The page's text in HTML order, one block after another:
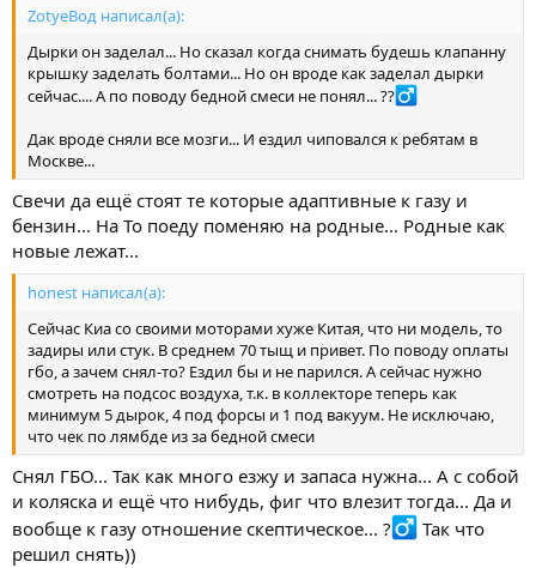
ZotyeВод написал(а):
Дырки он заделал... Но сказал когда снимать будешь клапанну
крышку заделать болтами... Но он вроде как заделал дырки
сейчас.... А по поводу бедной смеси не понял... ??‍
Дак вроде сняли все мозги... И ездил чиповался к ребятам в
Москве...
Свечи да ещё стоят те которые адаптивные к газу и
бензин... На То поеду поменяю на родные... Родные как
новые лежат...
honest написал(а):
Сейчас Киа со своими моторами хуже Китая, что ни модель, то
задиры или стук. В среднем 70 тыщ и привет. По поводу оплаты
гбо, а зачем снял-то? Ездил бы и не парился. А сейчас нужно
смотреть на подсос воздуха, т.к. в коллекторе теперь как
минимум 5 дырок, 4 под форсы и 1 под вакуум. Не исключаю,
что чек по лямбде из за бедной смеси
Снял ГБО... Так как много езжу и запаса нужна... А с собой
и коляска и ещё что нибудь, фиг что влезит тогда... Да и
вообще к газу отношение скептическое... ?‍
Так что
решил снять))